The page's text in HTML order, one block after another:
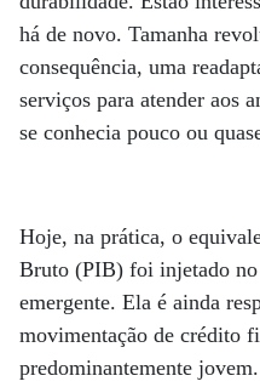
há de novo. Tamanha
consequência, uma
serviços para atender aos
se conhecia pouco ou
Hoje, na prática, o
Bruto (PIB) foi injetado no
emergente. Ela é ainda
movimentação de crédito
predominantemente